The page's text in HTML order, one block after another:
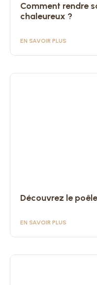
Comment rendre
chaleureux ?
EN SAVOIR PLUS
Découvrez le
EN SAVOIR PLUS